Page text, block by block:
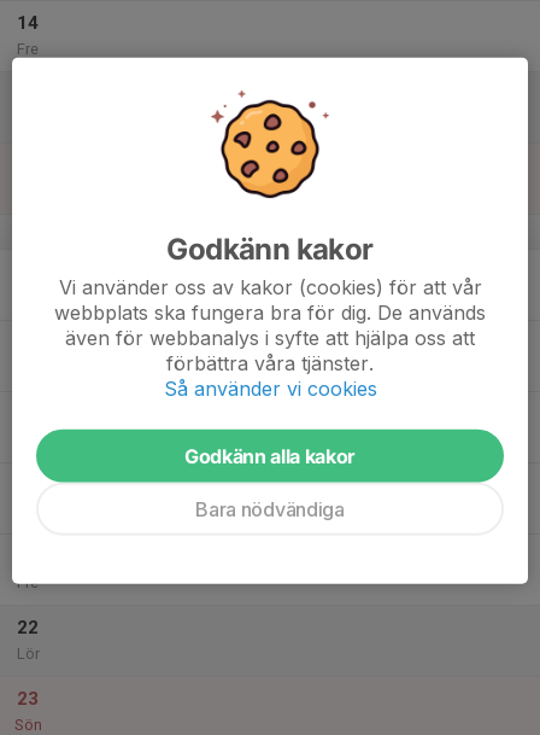
14
Fre
Ons
Fre
22
Lör
23
Sön
Godkänn kakor
Vi använder oss av kakor (cookies) för att vår
webbplats ska fungera bra för dig. De används
även för webbanalys i syfte att hjälpa oss att
förbättra våra tjänster.
Så använder vi cookies
Godkänn alla kakor
Bara nödvändiga